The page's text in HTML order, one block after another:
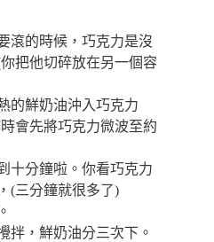
滾的時候，巧克力是沒
把他切碎放在另一個容
的鮮奶油沖入巧克力
會先將巧克力微波至約
十分鐘啦。你看巧克力
(三分鐘就很多了)
拌，鮮奶油分三次下。